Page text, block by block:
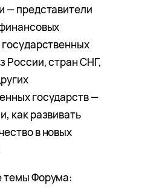
— представители
государственных
России, стран СНГ,
государств —
как развивать
в новых
темы Форума: